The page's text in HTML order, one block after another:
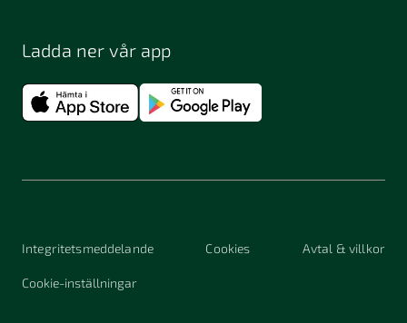
Ladda ner vår app
Integritetsmeddelande Cookies Avtal & villkor
Cookie-inställningar